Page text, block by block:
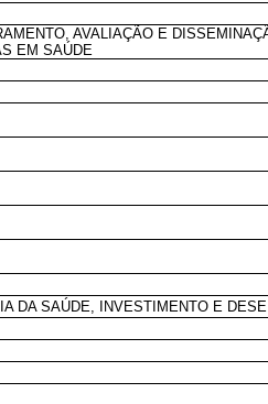
AVALIAÇÃO E
EM SAÚDE
DA SAÚDE, INVESTIMENTO E